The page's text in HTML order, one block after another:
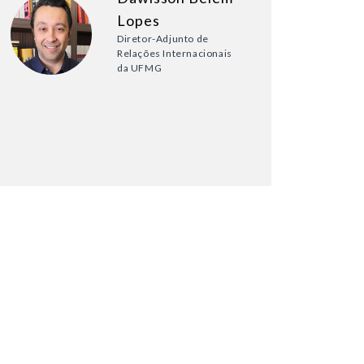
Lopes
Diretor-Adjunto de
Relações Internacionais
da UFMG